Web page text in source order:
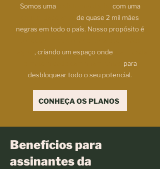
Somos uma
com uma
de quase 2 mil mães
negras em todo o país. Nosso propósito é
, criando um espaço onde
para
desbloquear todo o seu potencial.
CONHEÇA OS PLANOS
Benefícios para
assinantes da